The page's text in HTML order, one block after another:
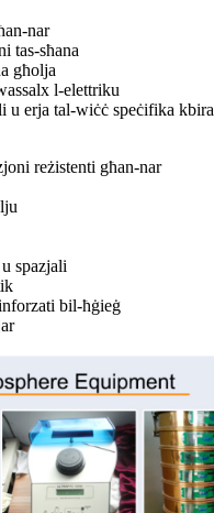
nar
tas-sħana
għolja
l-elettriku
u erja tal-wiċċ speċifika kbira
reżistenti għan-nar
spazjali
bil-ħġieġ